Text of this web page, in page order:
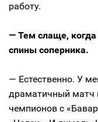
работу.
— Тем слаще, когда
спины соперника.
— Естественно. У
драматичный матч
чемпионов с